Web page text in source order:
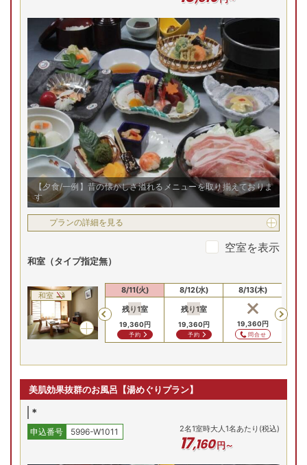
※チーズケーキが苦手な方や未成年の方・お酒が飲め
ない方は予めご連絡を頂ければ内容を変更致します。
【夕食/一例】昔の懐かしさ溢れるメニューを取り揃えておりま
す
プランの詳細を見る
空室を表示
和室（タイプ指定無）
和室
Previous
8/9(日)
円
問合せ
8/10(月)
17,160円
問合せ
8/11(火)
残り1室
19,360円
予約
8/12(水)
残り1室
19,360円
予約
8/13(木)
19,360円
問合せ
美肌効果抜群のお風呂【湯めぐりプラン】
*
申込番号 5996-W1011 2名1室時大人1名あたり(税込)
17,160円～